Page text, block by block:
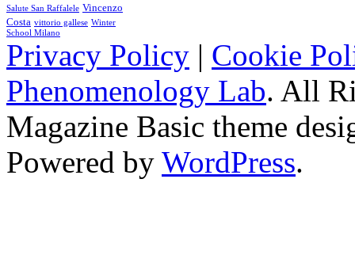
Salute San Raffalele Vincenzo
Costa vittorio gallese Winter
School Milano
Privacy Policy | Cookie
Phenomenology Lab. All
Magazine Basic theme
Powered by WordPress.